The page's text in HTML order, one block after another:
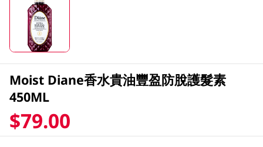
Moist Diane香水貴油豐盈防脫護髮素
450ML
$79.00